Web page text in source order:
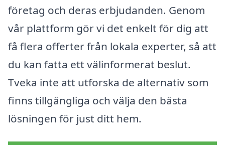
företag och deras erbjudanden. Genom
vår plattform gör vi det enkelt för dig att
få flera offerter från lokala experter, så att
du kan fatta ett välinformerat beslut.
Tveka inte att utforska de alternativ som
finns tillgängliga och välja den bästa
lösningen för just ditt hem.